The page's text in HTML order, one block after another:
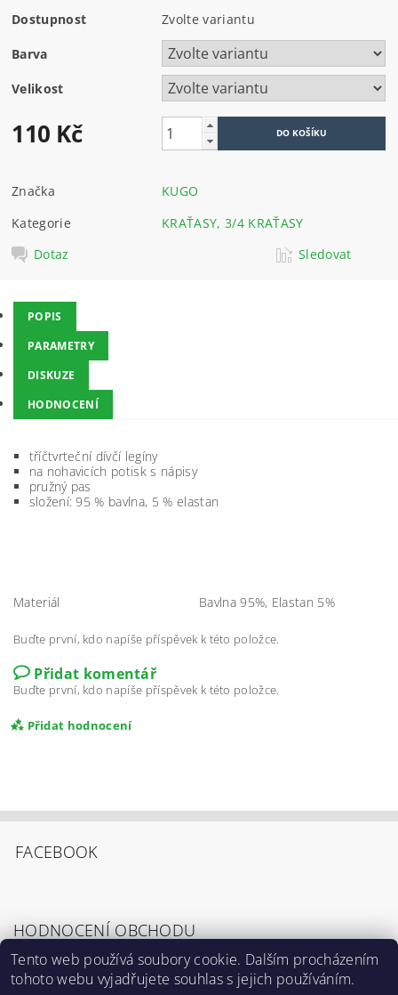
Dostupnost Zvolte variantu
Barva
Velikost
110 Kč
Značka
KUGO
Kategorie
KRAŤASY, 3/4 KRAŤASY
Dotaz
Sledovat
POPIS
PARAMETRY
DISKUZE
HODNOCENÍ
tříčtvrteční dívčí legíny
na nohavicích potisk s nápisy
pružný pas
složení: 95 % bavlna, 5 % elastan
Materiál Bavlna 95%, Elastan 5%
Buďte první, kdo napíše příspěvek k této položce.
Přidat komentář
Buďte první, kdo napíše příspěvek k této položce.
Přidat hodnocení
FACEBOOK
HODNOCENÍ OBCHODU
Zobrazit všechna hodnocení obchodu
Tento web používá soubory cookie. Dalším procházením
tohoto webu vyjadřujete souhlas s jejich používáním.